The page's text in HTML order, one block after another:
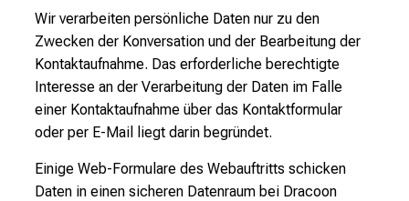
Wir verarbeiten persönliche Daten nur zu den
Zwecken der Konversation und der Bearbeitung der
Kontaktaufnahme. Das erforderliche berechtigte
Interesse an der Verarbeitung der Daten im Falle
einer Kontaktaufnahme über das Kontaktformular
oder per E-Mail liegt darin begründet.
Einige Web-Formulare des Webauftritts schicken
Daten in einen sicheren Datenraum bei Dracoon